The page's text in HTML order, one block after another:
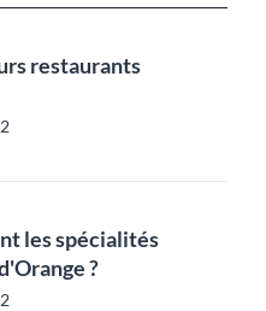
restaurants
les spécialités
?